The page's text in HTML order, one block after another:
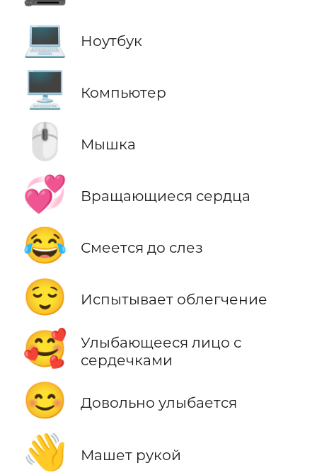
💻 Ноутбук
🖥️ Компьютер
🖱️ Мышка
💞 Вращающиеся сердца
😂 Смеется до слез
😌 Испытывает облегчение
🥰
Улыбающееся лицо с
сердечками
😊 Довольно улыбается
👋 Машет рукой